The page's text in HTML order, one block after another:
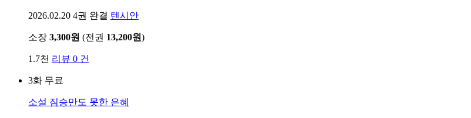
2026.02.20 4권 완결 텐시안
소장 3,300원 (전권 13,200원)
1.7천 리뷰 0 건
3화 무료
소설 짐승만도 못한 은혜